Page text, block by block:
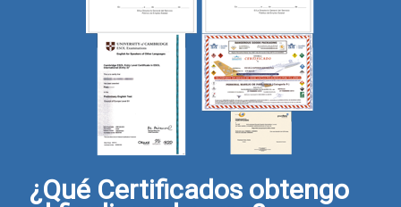
¿Qué Certificados obtengo